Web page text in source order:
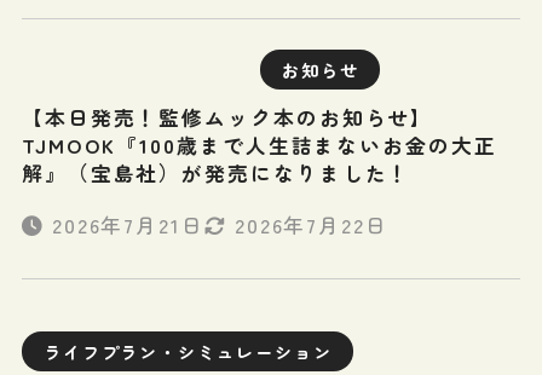
お知らせ
【本日発売！監修ムック本のお知らせ】
TJMOOK『100歳まで人生詰まないお金の大正
解』（宝島社）が発売になりました！
2026年7月21日
2026年7月22日
ライフプラン・シミュレーション